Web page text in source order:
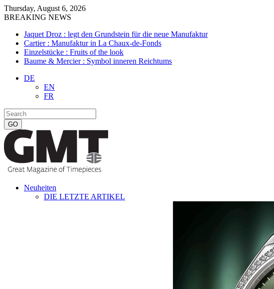
Thursday, August 6, 2026
BREAKING NEWS
Jaquet Droz : legt den Grundstein für die neue Manufaktur
Cartier : Manufaktur in La Chaux-de-Fonds
Einzelstücke : Fruits of the look
Baume & Mercier : Symbol inneren Reichtums
DE
EN
FR
Neuheiten
DIE LETZTE ARTIKEL